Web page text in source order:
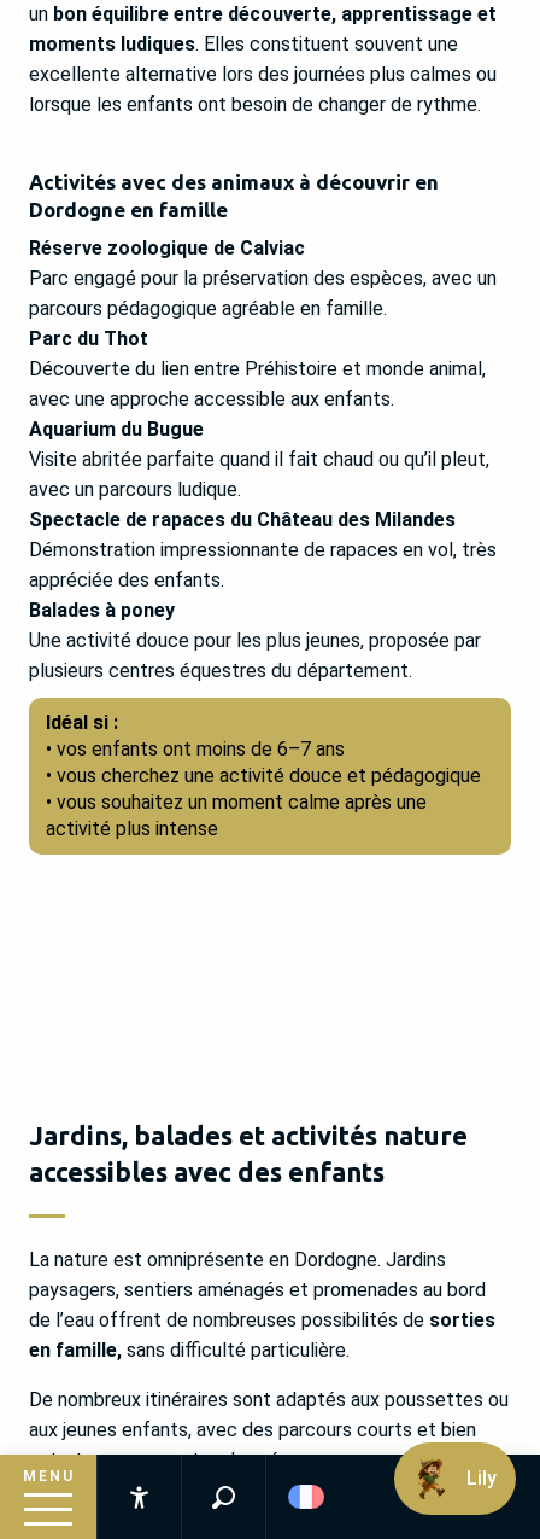
MENU
Recherche
un bon équilibre entre découverte, apprentissage et
moments ludiques. Elles constituent souvent une
excellente alternative lors des journées plus calmes ou
lorsque les enfants ont besoin de changer de rythme.
Activités avec des animaux à découvrir en
Dordogne en famille
Réserve zoologique de Calviac
Parc engagé pour la préservation des espèces, avec un
parcours pédagogique agréable en famille.
Parc du Thot
Découverte du lien entre Préhistoire et monde animal,
avec une approche accessible aux enfants.
Aquarium du Bugue
Visite abritée parfaite quand il fait chaud ou qu’il pleut,
avec un parcours ludique.
Spectacle de rapaces du Château des Milandes
Démonstration impressionnante de rapaces en vol, très
appréciée des enfants.
Balades à poney
Une activité douce pour les plus jeunes, proposée par
plusieurs centres équestres du département.
Idéal si :
• vos enfants ont moins de 6–7 ans
• vous cherchez une activité douce et pédagogique
• vous souhaitez un moment calme après une
activité plus intense
Jardins, balades et activités nature
accessibles avec des enfants
La nature est omniprésente en Dordogne. Jardins
paysagers, sentiers aménagés et promenades au bord
de l’eau offrent de nombreuses possibilités de sorties
en famille, sans difficulté particulière.
De nombreux itinéraires sont adaptés aux poussettes ou
aux jeunes enfants, avec des parcours courts et bien
entretenus, souvent ombragés.
Lily